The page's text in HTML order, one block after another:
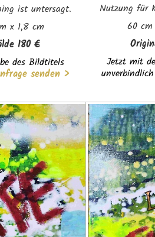
ist untersagt.
x 1,8 cm
180 €
des Bildtitels
senden >
Nutzung für
60
Jetzt mit